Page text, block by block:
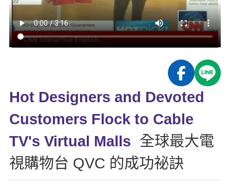
TOEIC 多益課程
IELTS 雅思課程
能力養成
自然發音
開口溜英文
旅遊英文
基礎字彙
情境閱讀
英文文法技巧
特色課程
英語俱樂部
ECAM
Let's Talk
日語
韓語
西班牙語
外語即時通
更多
一對一家教
企業訓練
點讀筆教材
多益秒學堂
影音學英文
學習分享
學員故事
活動花絮
校園贊助
Recruiting
Hot Designers and Devoted
Customers Flock to Cable
TV's Virtual Malls 全球最大電
視購物台 QVC 的成功祕訣